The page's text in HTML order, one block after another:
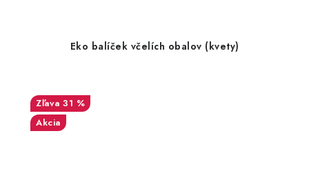
Eko balíček včelích obalov (kvety)
31 %
Akcia